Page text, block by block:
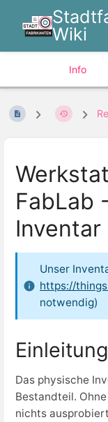
Wiki
Info
FabLab
Inventar
Unser
https://
notwendig)
Das physische
Bestandteil.
nichts